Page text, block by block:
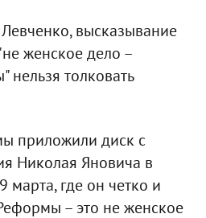
высказывание
женское дело –
толковать
приложили диск с
Николая Яновича в
марта, где он четко и
– это не женское